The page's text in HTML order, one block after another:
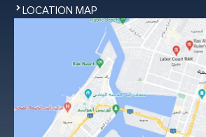
LOCATION MAP